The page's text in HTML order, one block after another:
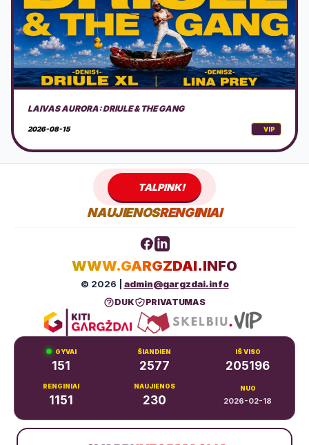
TALPINK!
NAUJIENOSRENGINIAI
WWW.GARGZDAI.INFO
© 2026 |admin@gargzdai.info
DUK PRIVATUMAS
151 2577 205196
1151 230 2026-02-18
Dariaus ir Girėno g. 11, Gargždai